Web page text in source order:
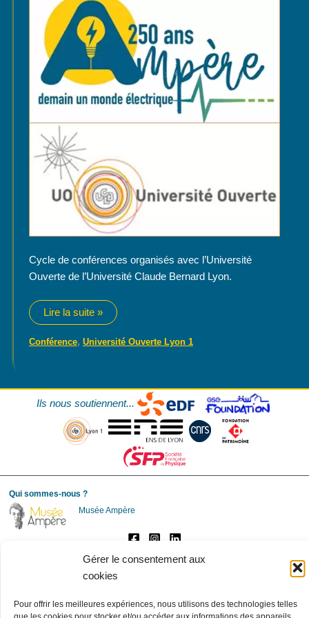
Gérer le consentement aux
cookies
Pour offrir les meilleures expériences, nous utilisons des technologies telles
Cycle de conférences organisés avec l’Université
Ouverte de l’Université Claude Bernard Lyon.
Cycle
« Ampère »
Lire la suite »
Conférence, Université Ouverte Lyon 1
Ils nous soutiennent...
Qui sommes-nous ?
Musée Ampère
d'André-Marie Ampère